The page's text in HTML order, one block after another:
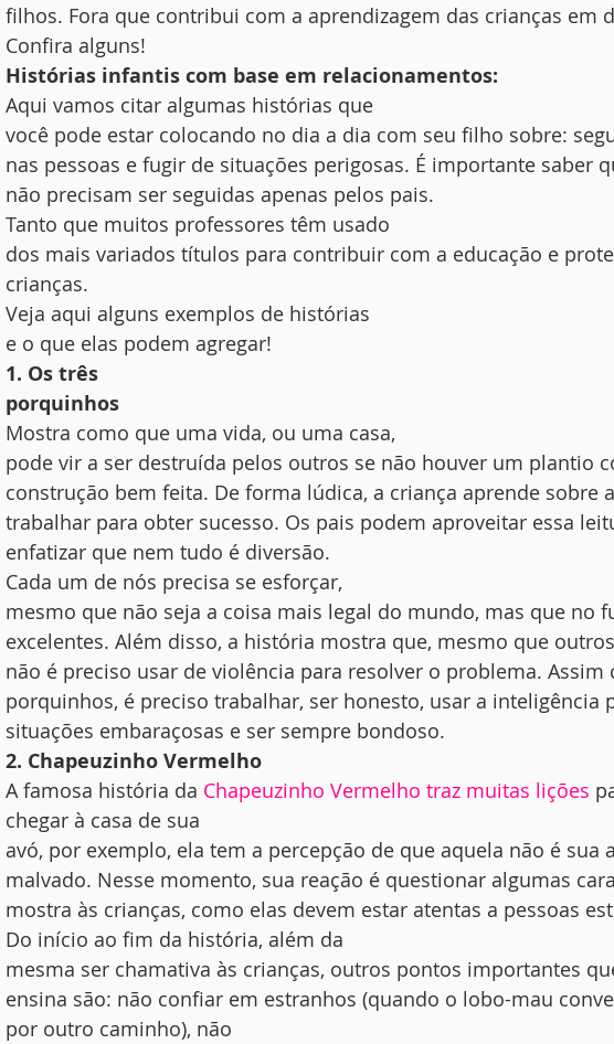
filhos. Fora que contribui com a aprendizagem das crianças em
Confira alguns!
Histórias infantis com base em relacionamentos:
Aqui vamos citar algumas histórias que
você pode estar colocando no dia a dia com seu filho sobre:
nas pessoas e fugir de situações perigosas. É importante saber
não precisam ser seguidas apenas pelos pais.
Tanto que muitos professores têm usado
dos mais variados títulos para contribuir com a educação e
crianças.
Veja aqui alguns exemplos de histórias
e o que elas podem agregar!
1. Os três
porquinhos
Mostra como que uma vida, ou uma casa,
pode vir a ser destruída pelos outros se não houver um plantio
construção bem feita. De forma lúdica, a criança aprende sobre
trabalhar para obter sucesso. Os pais podem aproveitar essa
enfatizar que nem tudo é diversão.
Cada um de nós precisa se esforçar,
mesmo que não seja a coisa mais legal do mundo, mas que no
excelentes. Além disso, a história mostra que, mesmo que
não é preciso usar de violência para resolver o problema. Assim
porquinhos, é preciso trabalhar, ser honesto, usar a inteligência
situações embaraçosas e ser sempre bondoso.
2. Chapeuzinho Vermelho
A famosa história da Chapeuzinho Vermelho traz muitas lições
chegar à casa de sua
avó, por exemplo, ela tem a percepção de que aquela não é sua
malvado. Nesse momento, sua reação é questionar algumas
mostra às crianças, como elas devem estar atentas a pessoas
Do início ao fim da história, além da
mesma ser chamativa às crianças, outros pontos importantes
ensina são: não confiar em estranhos (quando o lobo-mau
por outro caminho), não